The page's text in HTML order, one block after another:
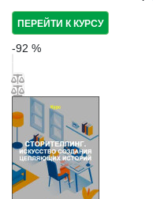
ПЕРЕЙТИ К КУРСУ
-92 %